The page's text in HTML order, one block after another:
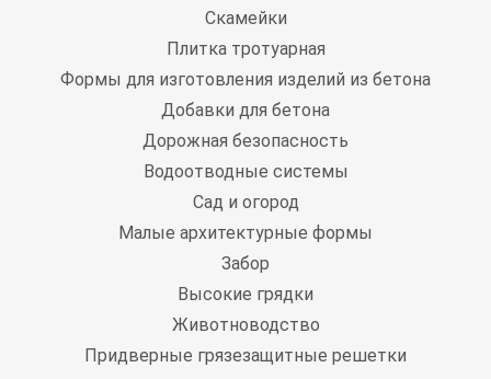
Скамейки
Плитка тротуарная
Формы для изготовления изделий из бетона
Добавки для бетона
Дорожная безопасность
Водоотводные системы
Сад и огород
Малые архитектурные формы
Забор
Высокие грядки
Животноводство
Придверные грязезащитные решетки